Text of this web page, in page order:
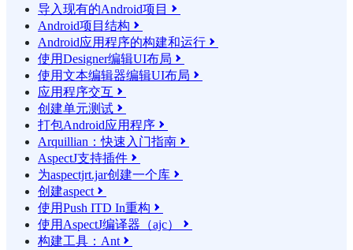
导入现有的Android项目 
Android项目结构 
Android应用程序的构建和运行 
使用Designer编辑UI布局 
使用文本编辑器编辑UI布局 
应用程序交互 
创建单元测试 
打包Android应用程序 
Arquillian：快速入门指南 
AspectJ支持插件 
为aspectjrt.jar创建一个库 
创建aspect 
使用Push ITD In重构 
使用AspectJ编译器（ajc） 
构建工具：Ant 